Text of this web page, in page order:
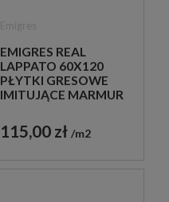
EMIGRES REAL
LAPPATO 60X120
PŁYTKI GRESOWE
IMITUJĄCE MARMUR
115,00 zł m2